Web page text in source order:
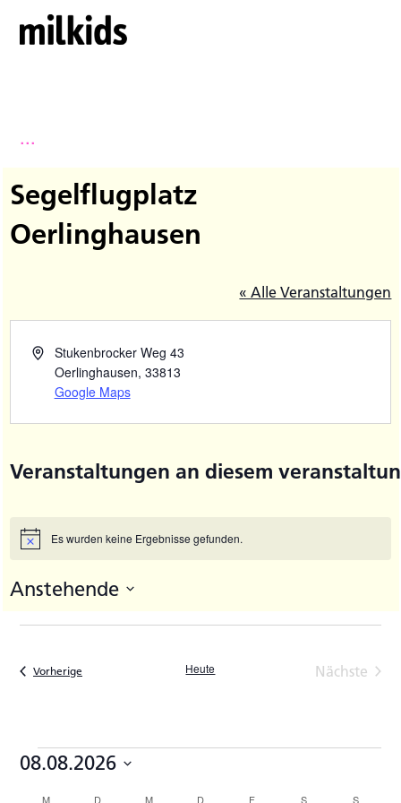
...
Segelflugplatz
Oerlinghausen
« Alle Veranstaltungen
Stukenbrocker Weg 43
Oerlinghausen, 33813
Google Maps
Veranstaltungen an diesem
HinweisEs wurden keine Ergebnisse gefunden.
Anstehende
wählen.
Vorherige Heute
Nächste
Veranstaltungen
08.08.2026
MMONTAG DDIENSTAGM MITTWOCH
DDONNERSTAG
F SSAMSTAGS